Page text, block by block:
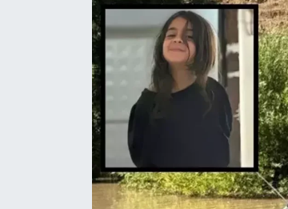
Haberde İnsan
Kültür Sanat
Magazin
Manşet Altı
Manşetler